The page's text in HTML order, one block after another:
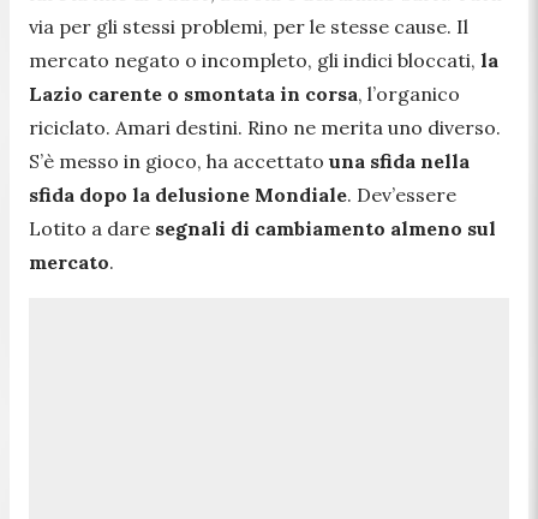
via per gli stessi problemi, per le stesse cause. Il
mercato negato o incompleto, gli indici bloccati, la
Lazio carente o smontata in corsa, l’organico
riciclato. Amari destini. Rino ne merita uno diverso.
S’è messo in gioco, ha accettato una sfida nella
sfida dopo la delusione Mondiale. Dev’essere
Lotito a dare segnali di cambiamento almeno sul
mercato.